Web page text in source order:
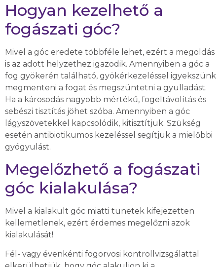
Hogyan kezelhető a
fogászati góc?
Mivel a góc eredete többféle lehet, ezért a megoldás
is az adott helyzethez igazodik. Amennyiben a góc a
fog gyökerén található, gyökérkezeléssel igyekszünk
megmenteni a fogat és megszüntetni a gyulladást.
Ha a károsodás nagyobb mértékű, fogeltávolítás és
sebészi tisztítás jöhet szóba. Amennyiben a góc
lágyszövetekkel kapcsolódik, kitisztítjuk. Szükség
esetén antibiotikumos kezeléssel segítjük a mielőbbi
gyógyulást.
Megelőzhető a fogászati
góc kialakulása?
Mivel a kialakult góc miatti tünetek kifejezetten
kellemetlenek, ezért érdemes megelőzni azok
kialakulását!
Fél- vagy évenkénti fogorvosi kontrollvizsgálattal